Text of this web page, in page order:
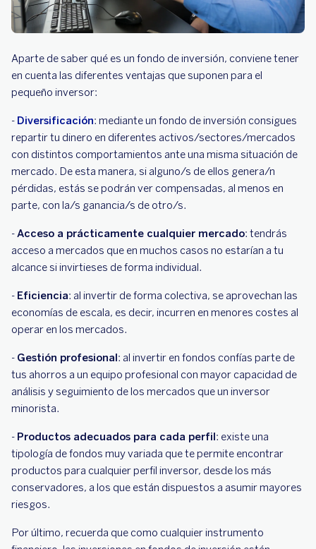
Aparte de saber qué es un fondo de inversión, conviene tener
en cuenta las diferentes ventajas que suponen para el
pequeño inversor:
- Diversificación: mediante un fondo de inversión consigues
repartir tu dinero en diferentes activos/sectores/mercados
con distintos comportamientos ante una misma situación de
mercado. De esta manera, si alguno/s de ellos genera/n
pérdidas, estás se podrán ver compensadas, al menos en
parte, con la/s ganancia/s de otro/s.
-Acceso a prácticamente cualquier mercado: tendrás
acceso a mercados que en muchos casos no estarían a tu
alcance si invirtieses de forma individual.
- Eficiencia: al invertir de forma colectiva, se aprovechan las
economías de escala, es decir, incurren en menores costes al
operar en los mercados.
- Gestión profesional: al invertir en fondos confías parte de
tus ahorros a un equipo profesional con mayor capacidad de
análisis y seguimiento de los mercados que un inversor
minorista.
- Productos adecuados para cada perfil: existe una
tipología de fondos muy variada que te permite encontrar
productos para cualquier perfil inversor, desde los más
conservadores, a los que están dispuestos a asumir mayores
riesgos.
Por último, recuerda que como cualquier instrumento